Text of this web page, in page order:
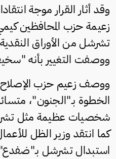
وقد أثار القرار موجة
زعيمة حزب المحافظين
تشرشل من الأوراق
ووصفت التغيير بأنه
ووصف زعيم حزب الإصلاح
الخطوة بـ"الجنون"،
شخصيات عظيمة مثل
كما انتقد وزير الظل
استبدال تشرشل